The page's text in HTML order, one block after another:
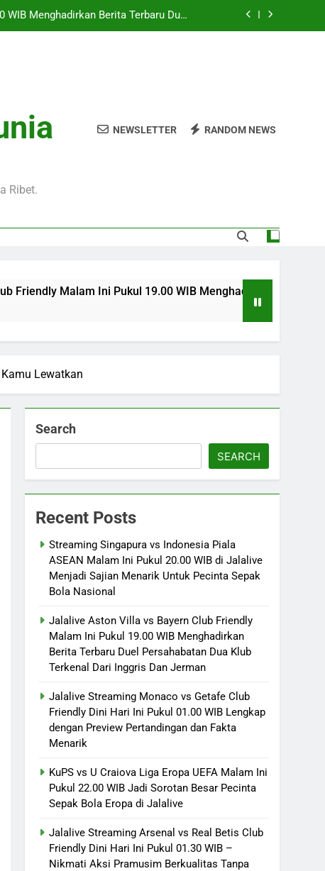
01.00 WIB Lengkap dengan Preview
20.00 WIB di Jalalive Menjadi Sajian
Menghadirkan Berita Terbaru Duel
Klub Terkenal Dari Inggris Dan Jerman
01.00 WIB Lengkap dengan Preview
Sorotan Besar Pecinta Sepak Bola
Ribet.
NEWSLETTER RANDOM NEWS
Pukul 19.00 WIB Menghadirkan Berita Terbaru Duel
Lewatkan
Search
SEARCH
Recent Posts
Streaming Singapura vs Indonesia Piala
ASEAN Malam Ini Pukul 20.00 WIB di Jalalive
Menjadi Sajian Menarik Untuk Pecinta Sepak
Bola Nasional
Jalalive Aston Villa vs Bayern Club Friendly
Malam Ini Pukul 19.00 WIB Menghadirkan
Berita Terbaru Duel Persahabatan Dua Klub
Terkenal Dari Inggris Dan Jerman
Jalalive Streaming Monaco vs Getafe Club
Friendly Dini Hari Ini Pukul 01.00 WIB Lengkap
dengan Preview Pertandingan dan Fakta
Menarik
KuPS vs U Craiova Liga Eropa UEFA Malam Ini
Pukul 22.00 WIB Jadi Sorotan Besar Pecinta
Sepak Bola Eropa di Jalalive
Jalalive Streaming Arsenal vs Real Betis Club
Friendly Dini Hari Ini Pukul 01.30 WIB –
Nikmati Aksi Pramusim Berkualitas Tanpa